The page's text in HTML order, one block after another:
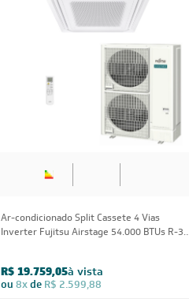
Ar-condicionado Split Cassete 4 Vias
Inverter Fujitsu Airstage 54.000 BTUs R-32
R$ 19.759,05à vista
ou 8xde R$ 2.599,88